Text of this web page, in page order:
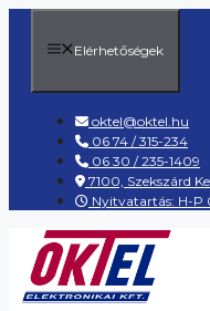
Kilépés
tartalombaElérhetőségek
oktel@oktel.hu
06 74 / 315-234
06 30 / 235-1409
7100, Szekszárd
Nyitvatartás: H-P